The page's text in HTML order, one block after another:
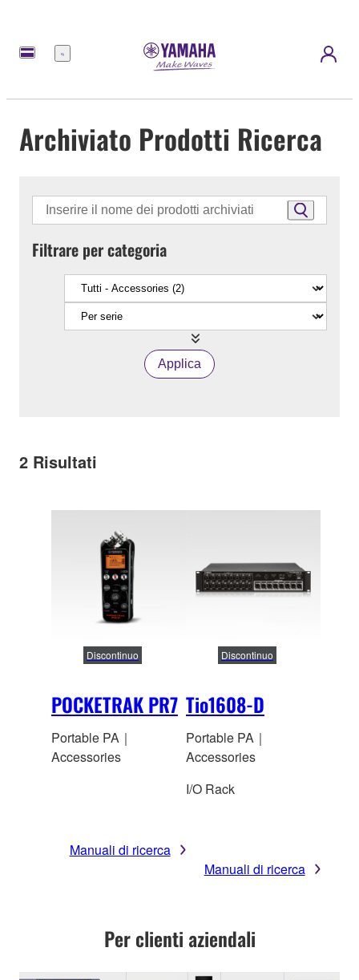
Menu
Archiviato Prodotti Ricerca
Filtrare per categoria
Applica
2 Risultati
POCKETRAK PR7
Discontinuo
Portable PA｜
Accessories
Manuali di ricerca
Tio1608-D
Discontinuo
Portable PA｜
Accessories
I/O Rack
Manuali di ricerca
Per clienti aziendali